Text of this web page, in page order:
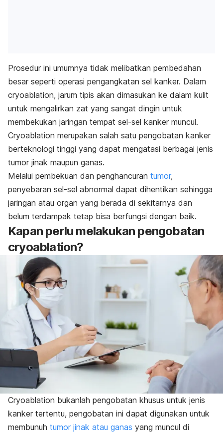
Prosedur ini umumnya tidak melibatkan pembedahan
besar seperti operasi pengangkatan sel kanker. Dalam
cryoablation, jarum tipis akan dimasukan ke dalam kulit
untuk mengalirkan zat yang sangat dingin untuk
membekukan jaringan tempat sel-sel kanker muncul.
Cryoablation merupakan salah satu pengobatan kanker
berteknologi tinggi yang dapat mengatasi berbagai jenis
tumor jinak maupun ganas.
Melalui pembekuan dan penghancuran tumor,
penyebaran sel-sel abnormal dapat dihentikan sehingga
jaringan atau organ yang berada di sekitarnya dan
belum terdampak tetap bisa berfungsi dengan baik.
Kapan perlu melakukan pengobatan
cryoablation?
Cryoablation bukanlah pengobatan khusus untuk jenis
kanker tertentu, pengobatan ini dapat digunakan untuk
membunuh tumor jinak atau ganas yang muncul di